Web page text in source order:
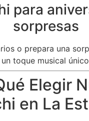
para
sorpresas
o prepara una
un toque musical
Elegir
en La